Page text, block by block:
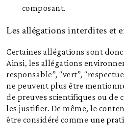
composant.
Les allégations interdites et
Certaines allégations sont
Ainsi, les allégations
responsable”, “vert”,
ne peuvent plus être
de preuves scientifiques ou de
les justifier. De même, le
être considéré comme une